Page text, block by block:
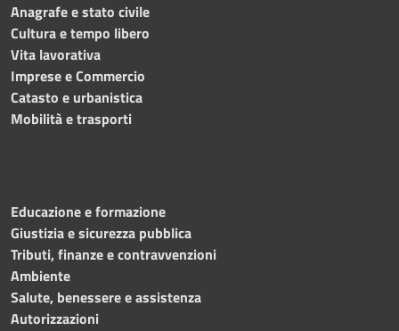
Anagrafe e stato civile
Cultura e tempo libero
Vita lavorativa
Imprese e Commercio
Catasto e urbanistica
Mobilità e trasporti
Educazione e formazione
Giustizia e sicurezza pubblica
Tributi, finanze e contravvenzioni
Ambiente
Salute, benessere e assistenza
Autorizzazioni